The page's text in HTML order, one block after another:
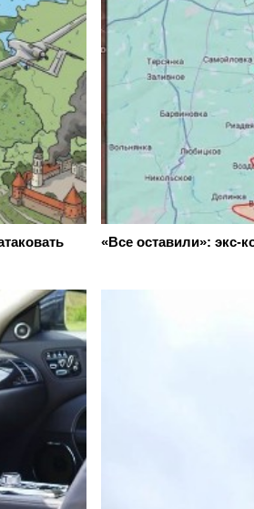
«Все оставили»: экс-